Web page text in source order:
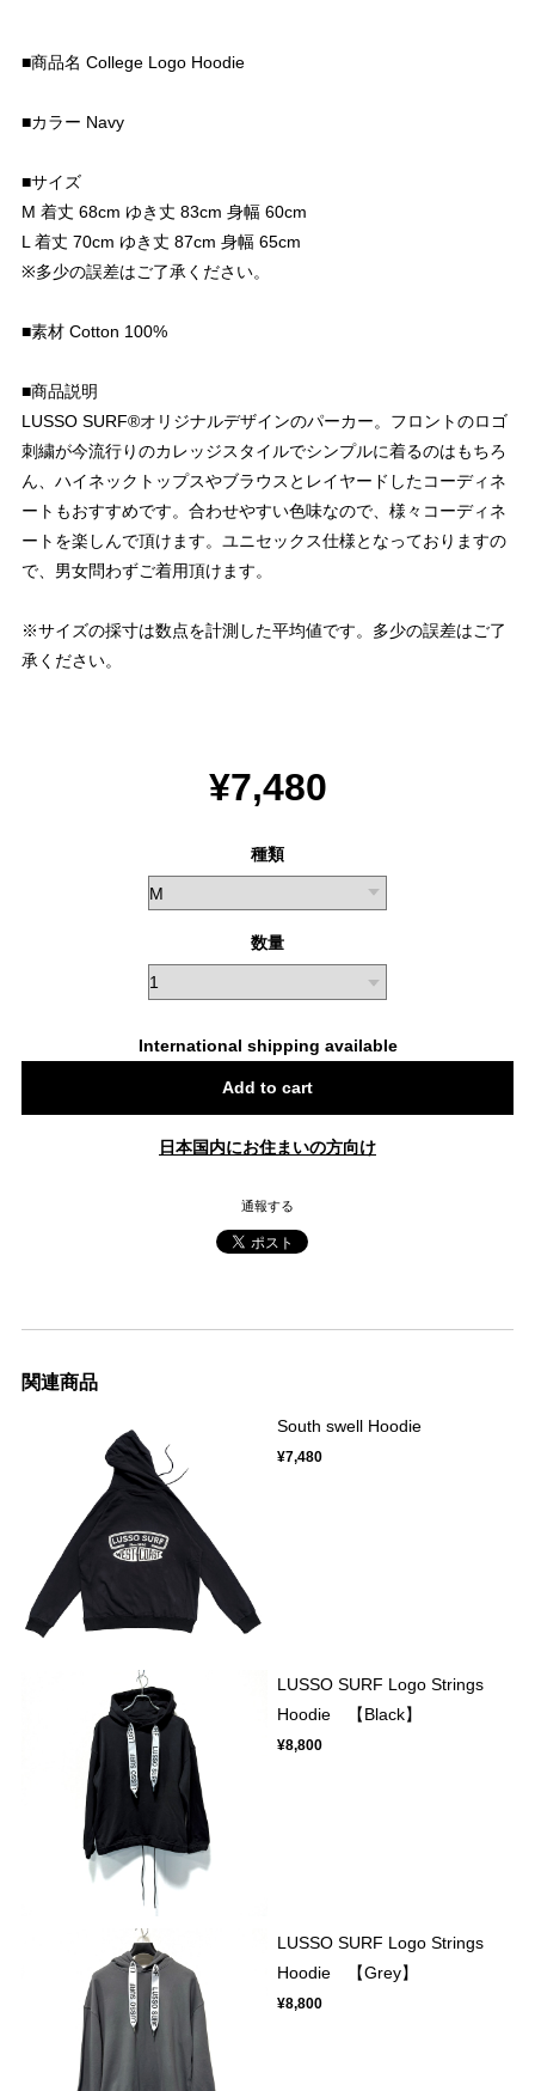
■商品名 College Logo Hoodie
■カラー Navy
■サイズ
M 着丈 68cm ゆき丈 83cm 身幅 60cm
L 着丈 70cm ゆき丈 87cm 身幅 65cm
※多少の誤差はご了承ください。
■素材 Cotton 100%
■商品説明
LUSSO SURF®︎オリジナルデザインのパーカー。フロントのロゴ
刺繍が今流行りのカレッジスタイルでシンプルに着るのはもちろ
ん、ハイネックトップスやブラウスとレイヤードしたコーディネ
ートもおすすめです。合わせやすい色味なので、様々コーディネ
ートを楽しんで頂けます。ユニセックス仕様となっておりますの
で、男女問わずご着用頂けます。
※サイズの採寸は数点を計測した平均値です。多少の誤差はご了
承ください。
¥7,480
種類
数量
International shipping available
Add to cart
日本国内にお住まいの方向け
通報する
関連商品
South swell Hoodie
¥7,480
LUSSO SURF Logo Strings
Hoodie 【Black】
¥8,800
LUSSO SURF Logo Strings
Hoodie 【Grey】
¥8,800